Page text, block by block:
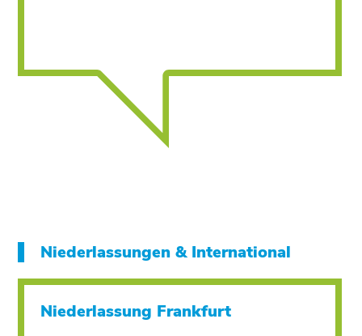
Niederlassungen & International
Niederlassung Frankfurt